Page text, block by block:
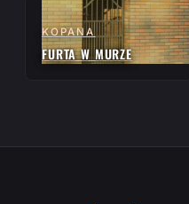
KOPANA
FURTA W MURZE